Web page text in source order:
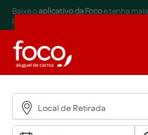
para sua
Nome*
Baixe oaplicativo da Focoe tenha mais
praticidade.
Local de Retirada